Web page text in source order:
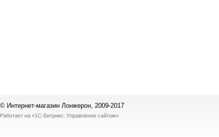
© Интернет-магазин Лонжерон, 2009-2017
Работает на «1С-Битрикс: Управление сайтом»